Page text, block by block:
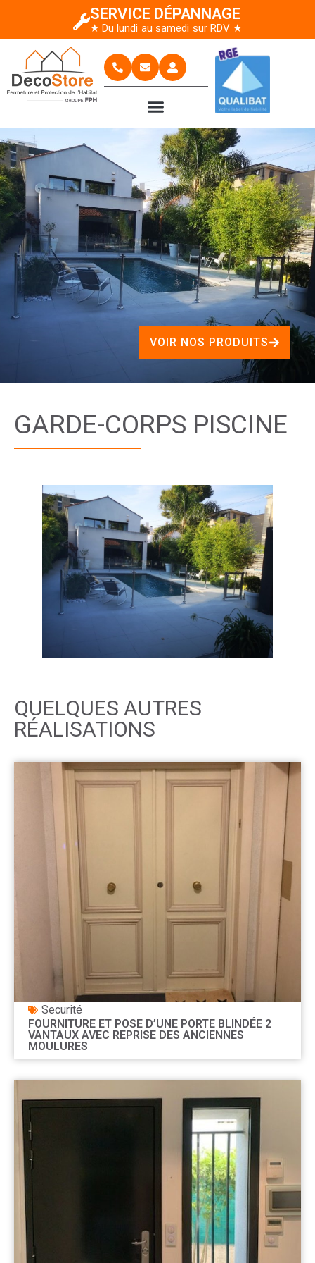
SERVICE DÉPANNAGE
★ Du lundi au samedi sur RDV ★
VOIR NOS PRODUITS
GARDE-CORPS PISCINE
QUELQUES AUTRES
RÉALISATIONS
Securité
FOURNITURE ET POSE D’UNE PORTE BLINDÉE 2
VANTAUX AVEC REPRISE DES ANCIENNES
MOULURES